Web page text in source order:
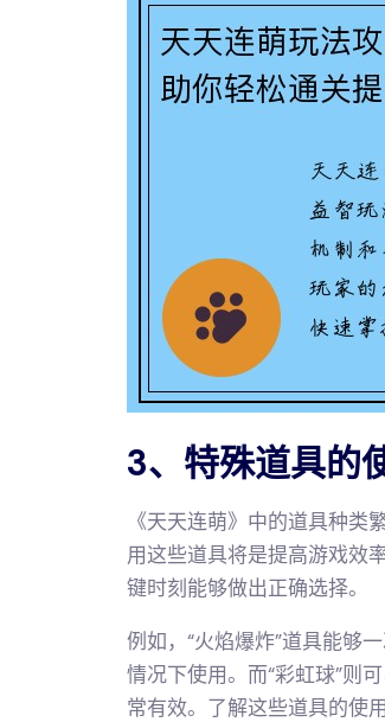
3、特殊道具的
《天天连萌》中的道具种
用这些道具将是提高游戏效
键时刻能够做出正确选择。
例如，“火焰爆炸”道具能够
情况下使用。而“彩虹球”则
常有效。了解这些道具的使